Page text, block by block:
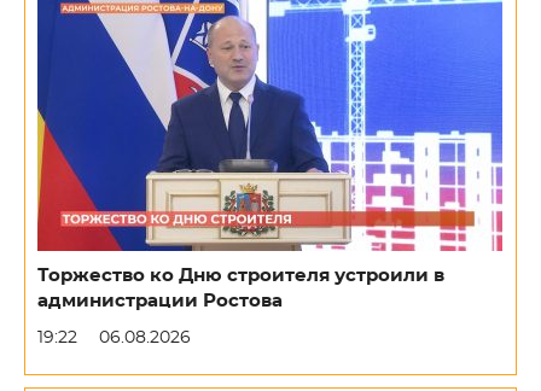
Торжество ко Дню строителя устроили в
администрации Ростова
19:22 06.08.2026